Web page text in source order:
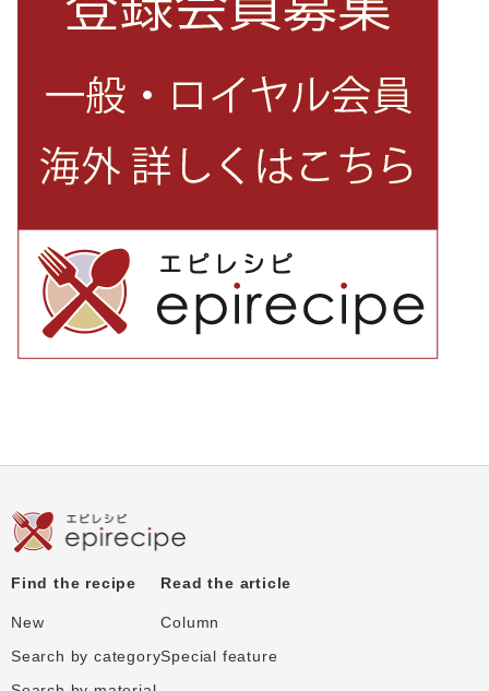
Find the recipe
New
Search by category
Read the article
Column
Special feature